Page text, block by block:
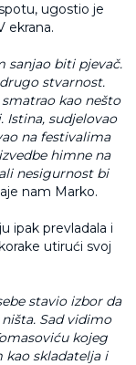
ugostio je
ekrana.
sanjao biti pjevač.
stvarnost.
kao nešto
sudjelovao
na festivalima
himne na
nesigurnost bi
nam Marko.
ipak prevladala i
utirući svoj
stavio izbor da
Sad vidimo
kojeg
skladatelja i